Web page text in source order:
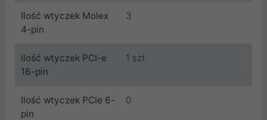
Ilość wtyczek Molex
4-pin
3
Ilość wtyczek PCI-e
16-pin
1 szt
Ilość wtyczek PCIe 6-
pin
0